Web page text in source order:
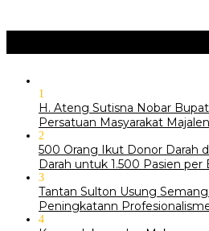
1
H. Ateng Sutisna Nobar
Persatuan Masyarakat
2
500 Orang Ikut Donor Darah
Darah untuk 1.500 Pasien per
3
‎Tantan Sulton Usung
Peningkatann
4